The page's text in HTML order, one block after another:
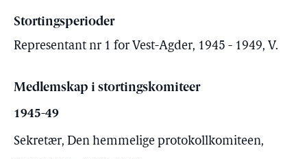
Stortingsperioder
Representant nr 1 for Vest-Agder, 1945 - 1949, V.
Medlemskap i stortingskomiteer
1945-49
Sekretær, Den hemmelige protokollkomiteen,